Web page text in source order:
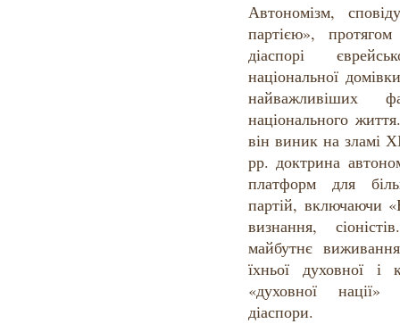
Автономізм,
партією»,
діаспорі
національної
найважливіших
національного
він виник на зламі
рр. доктрина
платформ для
партій, включаючи
визнання,
майбутнє
їхньої духовної і
«духовної нації»
діаспори.